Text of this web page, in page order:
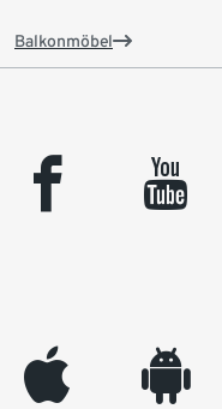
Balkonmöbel
facebook youtube
appleinc android